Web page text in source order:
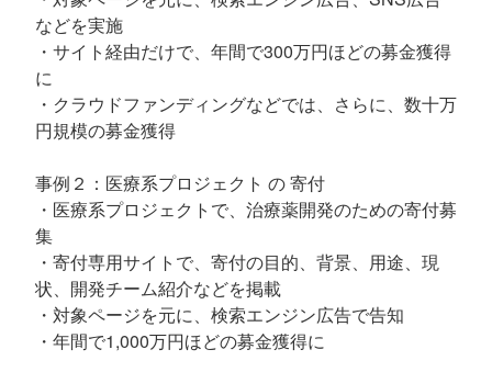
などを実施
・サイト経由だけで、年間で300万円ほどの募金獲得
に
・クラウドファンディングなどでは、さらに、数十万
円規模の募金獲得
事例２：医療系プロジェクト の 寄付
・医療系プロジェクトで、治療薬開発のための寄付募
集
・寄付専用サイトで、寄付の目的、背景、用途、現
状、開発チーム紹介などを掲載
・対象ページを元に、検索エンジン広告で告知
・年間で1,000万円ほどの募金獲得に